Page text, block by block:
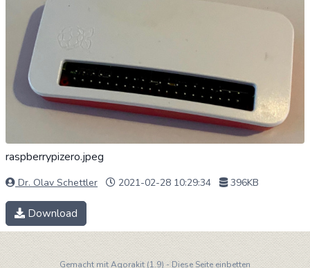
raspberrypizero.jpeg
Dr. Olav Schettler 2021-02-28 10:29:34 396KB
Download
Gemacht mitAgorakit (1.9) - Diese Seite einbetten